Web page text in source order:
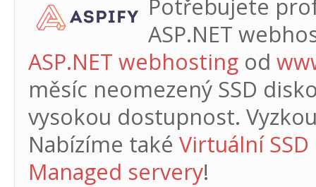
Potřebujete
ASP.NET
ASP.NET webhosting od
měsíc neomezený SSD
vysokou dostupnost.
Nabízíme také Virtuální
Managed servery!